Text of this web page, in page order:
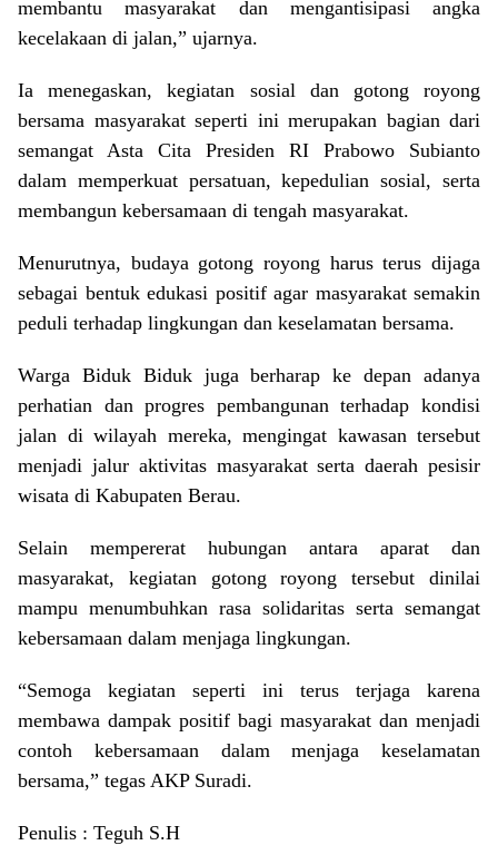
membantu masyarakat dan mengantisipasi angka
kecelakaan di jalan,” ujarnya.
Ia menegaskan, kegiatan sosial dan gotong royong
bersama masyarakat seperti ini merupakan bagian dari
semangat Asta Cita Presiden RI Prabowo Subianto
dalam memperkuat persatuan, kepedulian sosial, serta
membangun kebersamaan di tengah masyarakat.
Menurutnya, budaya gotong royong harus terus dijaga
sebagai bentuk edukasi positif agar masyarakat semakin
peduli terhadap lingkungan dan keselamatan bersama.
Warga Biduk Biduk juga berharap ke depan adanya
perhatian dan progres pembangunan terhadap kondisi
jalan di wilayah mereka, mengingat kawasan tersebut
menjadi jalur aktivitas masyarakat serta daerah pesisir
wisata di Kabupaten Berau.
Selain mempererat hubungan antara aparat dan
masyarakat, kegiatan gotong royong tersebut dinilai
mampu menumbuhkan rasa solidaritas serta semangat
kebersamaan dalam menjaga lingkungan.
“Semoga kegiatan seperti ini terus terjaga karena
membawa dampak positif bagi masyarakat dan menjadi
contoh kebersamaan dalam menjaga keselamatan
bersama,” tegas AKP Suradi.
Penulis : Teguh S.H